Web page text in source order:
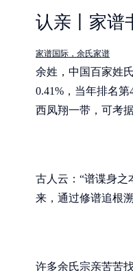
认亲丨家谱
家谱国际，余氏家谱
余姓，中国百家姓
0.41%，当年排名
西凤翔一带，可考
古人云：“谱谍身之
来，通过修谱追根
许多余氏宗亲苦苦